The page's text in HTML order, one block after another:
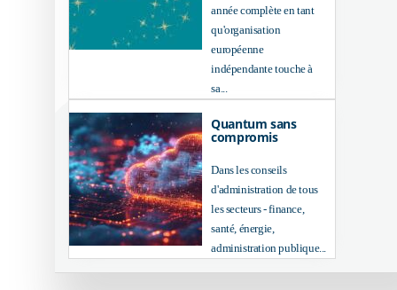
année complète en tant
qu'organisation
européenne
indépendante touche à
sa...
Quantum sans
compromis
Dans les conseils
d'administration de tous
les secteurs - finance,
santé, énergie,
administration publique...